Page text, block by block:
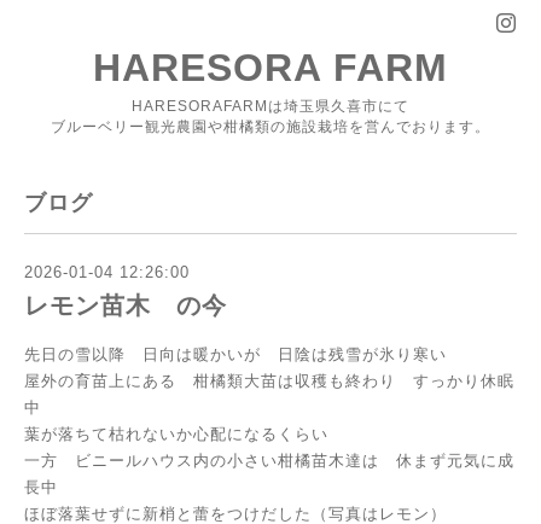
HARESORA FARM
HARESORAFARMは埼玉県久喜市にて
ブルーベリー観光農園や柑橘類の施設栽培を営んでおります。
ブログ
2026-01-04 12:26:00
レモン苗木 の今
先日の雪以降 日向は暖かいが 日陰は残雪が氷り寒い
屋外の育苗上にある 柑橘類大苗は収穫も終わり すっかり休眠
中
葉が落ちて枯れないか心配になるくらい
一方 ビニールハウス内の小さい柑橘苗木達は 休まず元気に成
長中
ほぼ落葉せずに新梢と蕾をつけだした（写真はレモン）